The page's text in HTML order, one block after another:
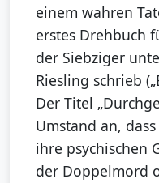
einem wahren
erstes Drehbuch
der Siebziger
Riesling schrieb
Der Titel
Umstand an,
ihre psychischen
der Doppelmord